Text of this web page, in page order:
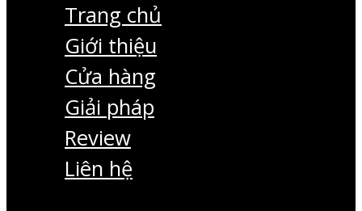
Trang chủ
Giới thiệu
Cửa hàng
Giải pháp
Review
Liên hệ